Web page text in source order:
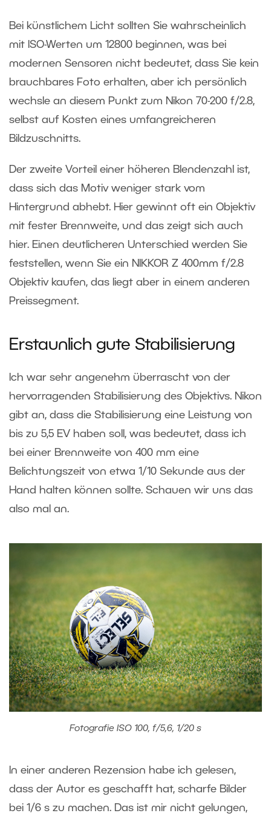
Bei künstlichem Licht sollten Sie wahrscheinlich
mit ISO-Werten um 12800 beginnen, was bei
modernen Sensoren nicht bedeutet, dass Sie kein
brauchbares Foto erhalten, aber ich persönlich
wechsle an diesem Punkt zum Nikon 70-200 f/2.8,
selbst auf Kosten eines umfangreicheren
Bildzuschnitts.
Der zweite Vorteil einer höheren Blendenzahl ist,
dass sich das Motiv weniger stark vom
Hintergrund abhebt. Hier gewinnt oft ein Objektiv
mit fester Brennweite, und das zeigt sich auch
hier. Einen deutlicheren Unterschied werden Sie
feststellen, wenn Sie ein NIKKOR Z 400mm f/2.8
Objektiv kaufen, das liegt aber in einem anderen
Preissegment.
Erstaunlich gute Stabilisierung
Ich war sehr angenehm überrascht von der
hervorragenden Stabilisierung des Objektivs. Nikon
gibt an, dass die Stabilisierung eine Leistung von
bis zu 5,5 EV haben soll, was bedeutet, dass ich
bei einer Brennweite von 400 mm eine
Belichtungszeit von etwa 1/10 Sekunde aus der
Hand halten können sollte. Schauen wir uns das
also mal an.
Fotografie ISO 100, f/5,6, 1/20 s
In einer anderen Rezension habe ich gelesen,
dass der Autor es geschafft hat, scharfe Bilder
bei 1/6 s zu machen. Das ist mir nicht gelungen,